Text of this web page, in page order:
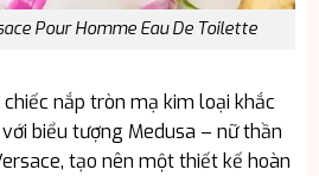
Pour Homme Eau De Toilette
nắp tròn mạ kim loại khắc
biểu tượng Medusa – nữ thần
tạo nên một thiết kế hoàn